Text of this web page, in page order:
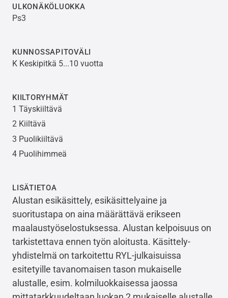
ULKONÄKÖLUOKKA
Ps3
KUNNOSSAPITOVÄLI
K Keskipitkä 5...10 vuotta
KIILTORYHMÄT
1 Täyskiiltävä
2 Kiiltävä
3 Puolikiiltävä
4 Puolihimmeä
LISÄTIETOA
Alustan esikäsittely, esikäsittelyaine ja
suoritustapa on aina määrättävä erikseen
maalaustyöselostuksessa. Alustan kelpoisuus on
tarkistettava ennen työn aloitusta. Käsittely-
yhdistelmä on tarkoitettu RYL-julkaisuissa
esitetyille tavanomaisen tason mukaiselle
alustalle, esim. kolmiluokkaisessa jaossa